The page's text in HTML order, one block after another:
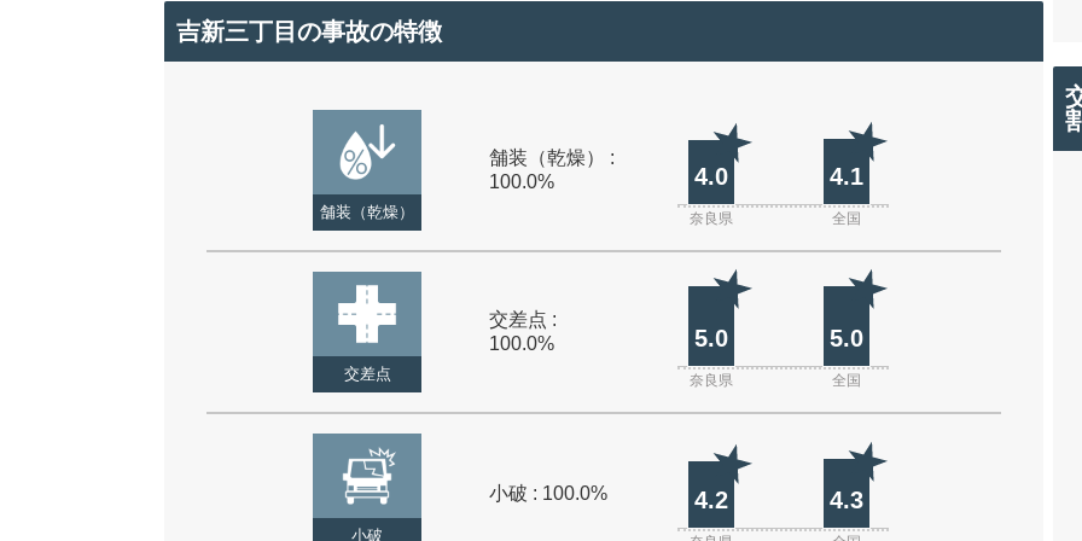
吉新三丁目の事故の特徴
舗装（乾燥）
舗装（乾燥） :
100.0%
4.0 4.1
奈良県 全国
交差点
交差点 :
100.0%
5.0 5.0
奈良県 全国
小破
小破 : 100.0% 4.2 4.3